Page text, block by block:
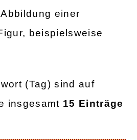
einer
beispielsweise
(Tag) sind auf
insgesamt 15 Einträge